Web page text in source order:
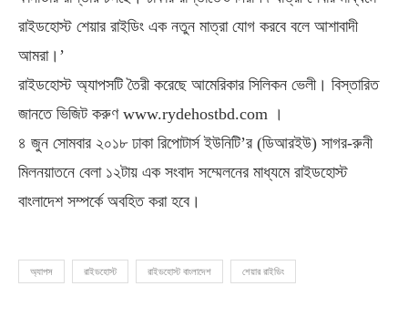
রাইডহোস্ট শেয়ার রাইডিং এক নতুন মাত্রা যোগ করবে বলে আশাবাদী
আমরা।’
রাইডহোস্ট অ্যাপসটি তৈরী করেছে আমেরিকার সিলিকন ভেলী। বিস্তারিত
জানতে ভিজিট করুণ www.rydehostbd.com ।
৪ জুন সোমবার ২০১৮ ঢাকা রিপোটার্স ইউনিটি’র (ডিআরইউ) সাগর-রুনী
মিলনয়াতনে বেলা ১২টায় এক সংবাদ সম্মেলনের মাধ্যমে রাইডহোস্ট
বাংলাদেশ সম্পর্কে অবহিত করা হবে।
অ্যাপস রাইডহোস্ট রাইডহোস্ট বাংলাদেশ শেয়ার রাইডিং